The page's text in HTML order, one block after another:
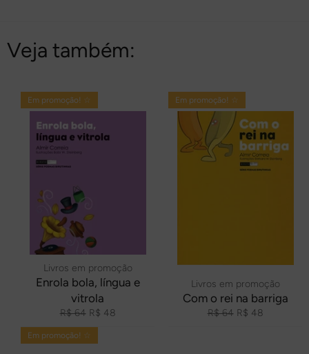
Veja também:
Livros em promoção
Enrola bola, língua e
vitrola
Preço
normal
R$ 64 Preço
promocional
R$ 48
Em promoção! ☆
Livros em promoção
Com o rei na barriga
Preço
R$ 64 Preço
R$ 48
Em promoção! ☆
Em promoção! ☆